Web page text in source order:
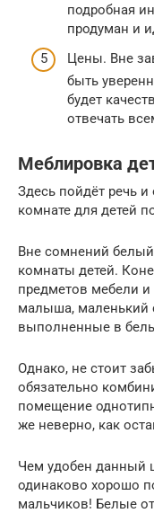
подробная
продуман и
Цены. Вне
быть
будет
отвечать
Меблировка
Здесь пойдёт речь
комнате для детей
Вне сомнений
комнаты детей.
предметов мебели и
малыша, маленький
выполненные в
Однако, не стоит
обязательно
помещение
же неверно, как
Чем удобен данный
одинаково хорошо
мальчиков! Белые